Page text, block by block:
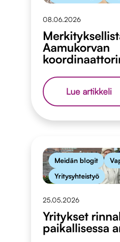
08.06.2026
Aamukorvan
Lue artikkeli
Meidän blogit
Yritysyhteistyö
25.05.2026
Yritykset
paikallisessa